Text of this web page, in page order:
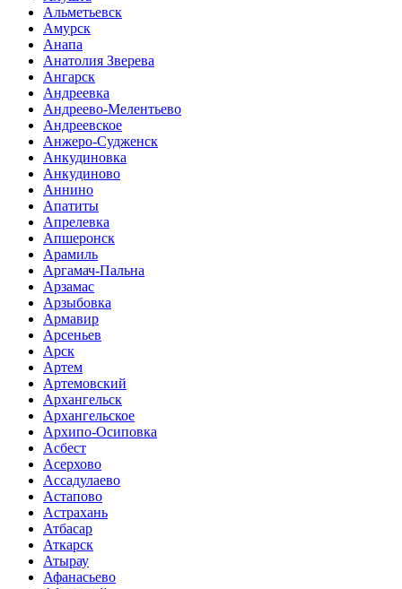
Альметьевск
Амурск
Анапа
Анатолия Зверева
Ангарск
Андреевка
Андреево-Мелентьево
Андреевское
Анжеро-Судженск
Анкудиновка
Анкудиново
Аннино
Апатиты
Апрелевка
Апшеронск
Арамиль
Аргамач-Пальна
Арзамас
Арзыбовка
Армавир
Арсеньев
Арск
Артем
Артемовский
Архангельск
Архангельское
Архипо-Осиповка
Асбест
Асерхово
Ассадулаево
Астапово
Астрахань
Атбасар
Аткарск
Атырау
Афанасьево